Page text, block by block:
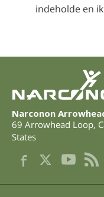
indeholde en
Narconon
69 Arrowhead Loop,
States